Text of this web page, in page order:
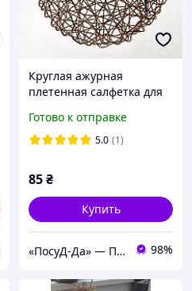
Круглая ажурная
плетенная салфетка для
Коричневая (К-30)
Готово к отправке
5.0 (1)
85₴
Купить
«ПосуД-Да» — Посуда, Подарки, Товары для дома 98%